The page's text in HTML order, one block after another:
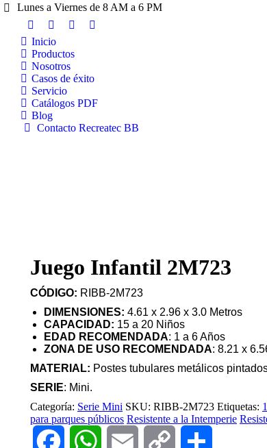
Lunes a Viernes de 8 AM a 6 PM
Inicio
Productos
Nosotros
Casos de éxito
Servicio
Catálogos PDF
Blog
Contacto Recreatec BB
Juego Infantil 2M723
CÓDIGO: RIBB-2M723
DIMENSIONES: 4.61 x 2.96 x 3.0 Metros
CAPACIDA D: 15 a 20 Niños
EDAD RECOMENDADA: 1 a 6 Años
ZONA DE USO RECOMENDADA: 8.21 x
MATERIAL: Postes tubulares metálicos
SERIE: Mini.
Categoría: Serie Mini SKU: RIBB-2M723 Etiquetas:
para parques públicos Resistente a la Intemperie
Facebook WhatsAppEmail Copy